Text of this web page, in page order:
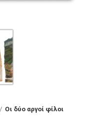
Οι δύο αργοί φίλοι